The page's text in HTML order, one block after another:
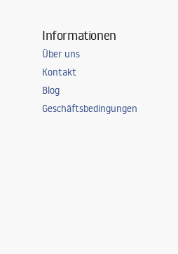
Informationen
Über uns
Kontakt
Blog
Geschäftsbedingungen